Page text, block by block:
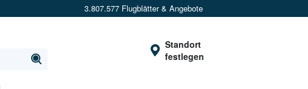
3.807.577 Flugblätter & Angebote
Standort
festlegen